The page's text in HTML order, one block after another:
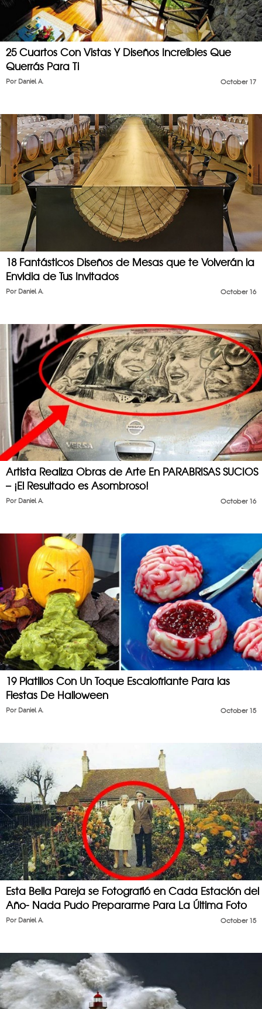
25 Cuartos Con Vistas Y Diseños Increíbles Que
Querrás Para Ti
October 17
Por Daniel A.
18 Fantásticos Diseños de Mesas que te Volverán la
Envidia de Tus Invitados
October 16
Por Daniel A.
Artista Realiza Obras de Arte En PARABRISAS SUCIOS
– ¡El Resultado es Asombroso!
October 16
Por Daniel A.
19 Platillos Con Un Toque Escalofriante Para las
Fiestas De Halloween
October 15
Por Daniel A.
Esta Bella Pareja se Fotografió en Cada Estación del
Año- Nada Pudo Prepararme Para La Última Foto
October 15
Por Daniel A.